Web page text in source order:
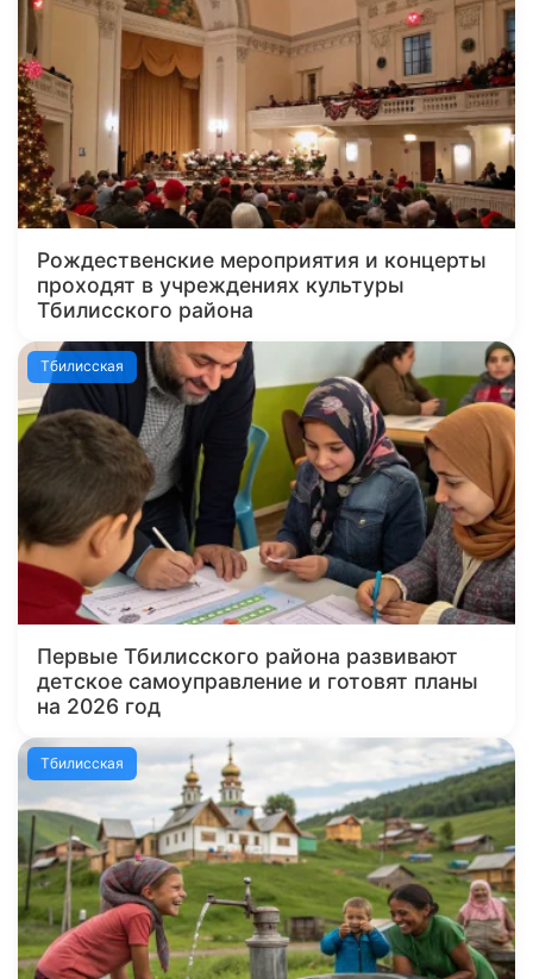
Рождественские мероприятия и концерты
проходят в учреждениях культуры
Тбилисского района
Тбилисская
Первые Тбилисского района развивают
детское самоуправление и готовят планы
на 2026 год
Тбилисская